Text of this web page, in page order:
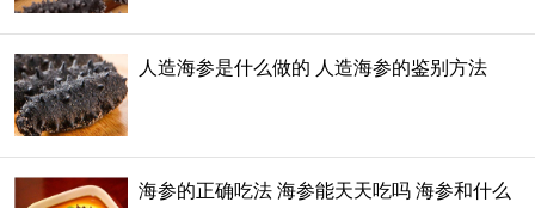
人造海参是什么做的 人造海参的鉴别方法
海参的正确吃法 海参能天天吃吗 海参和什么